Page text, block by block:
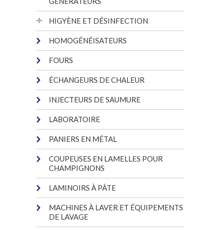
HIGYÈNE ET DÉSINFECTION
HOMOGÉNÉISATEURS
FOURS
ÉCHANGEURS DE CHALEUR
INJECTEURS DE SAUMURE
LABORATOIRE
PANIERS EN MÉTAL
COUPEUSES EN LAMELLES POUR
CHAMPIGNONS
LAMINOIRS À PÂTE
MACHINES À LAVER ET ÉQUIPEMENTS
DE LAVAGE